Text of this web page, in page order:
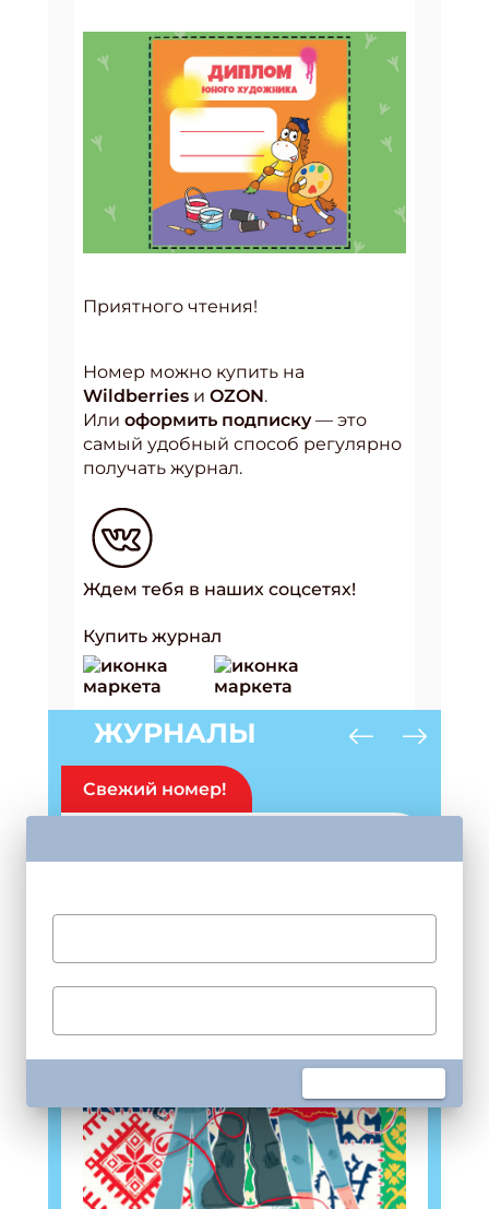
Приятного чтения!
Номер можно купить на
Wildberries и OZON.
Или оформить подписку— это
самый удобный способ регулярно
получать журнал.
Ждем тебя в наших соцсетях!
Купить журнал
ЖУРНАЛЫ
Свежий номер!
Подпишись на рассылку
Получи электронный "Классный журнал" в
подарок!